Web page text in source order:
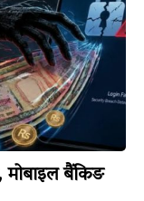
मोबाइल बैंकिङ